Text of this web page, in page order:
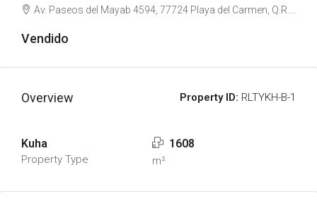
Av. Paseos del Mayab 4594, 77724 Playa del Carmen, Q.R., Mexico
Vendido
Overview Property ID: RLTYKH-B-1
Kuha
Property Type
1608
m²